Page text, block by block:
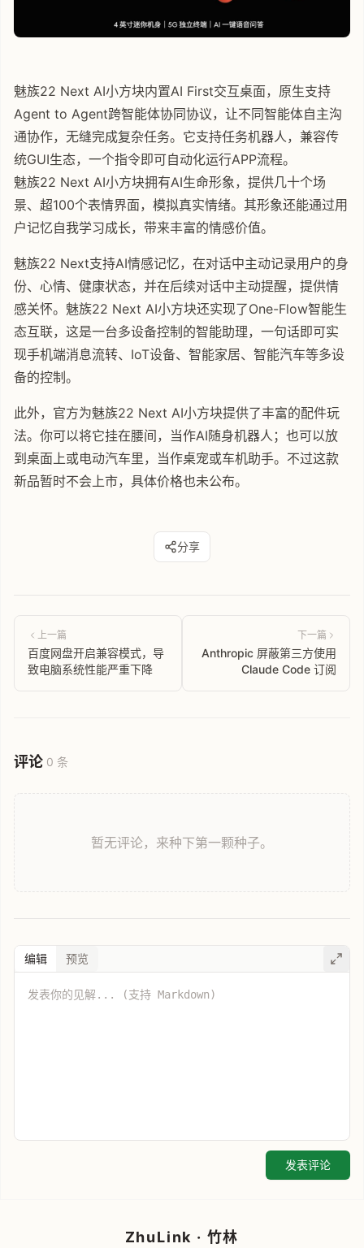
魅族22 Next AI小方块内置AI First交互桌面，原生支持
Agent to Agent跨智能体协同协议，让不同智能体自主沟
通协作，无缝完成复杂任务。它支持任务机器人，兼容传
统GUI生态，一个指令即可自动化运行APP流程。
魅族22 Next AI小方块拥有AI生命形象，提供几十个场
景、超100个表情界面，模拟真实情绪。其形象还能通过用
户记忆自我学习成长，带来丰富的情感价值。
魅族22 Next支持AI情感记忆，在对话中主动记录用户的身
份、心情、健康状态，并在后续对话中主动提醒，提供情
感关怀。魅族22 Next AI小方块还实现了One-Flow智能生
态互联，这是一台多设备控制的智能助理，一句话即可实
现手机端消息流转、IoT设备、智能家居、智能汽车等多设
备的控制。
此外，官方为魅族22 Next AI小方块提供了丰富的配件玩
法。你可以将它挂在腰间，当作AI随身机器人；也可以放
到桌面上或电动汽车里，当作桌宠或车机助手。不过这款
新品暂时不会上市，具体价格也未公布。
分享
上一篇
百度网盘开启兼容模式，导
致电脑系统性能严重下降
下一篇
Anthropic 屏蔽第三方使用
Claude Code 订阅
评论 0 条
暂无评论，来种下第一颗种子。
编辑 预览
发表评论
ZhuLink · 竹林